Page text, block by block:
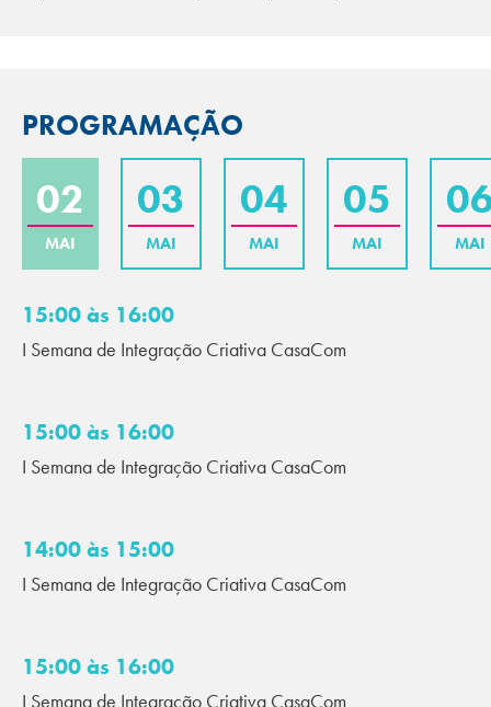
PROGRAMAÇÃO
02
MAI
03
MAI
04
MAI
05
MAI MAI
15:00 às 16:00
I Semana de Integração Criativa CasaCom
15:00 às 16:00
I Semana de Integração Criativa CasaCom
14:00 às 15:00
I Semana de Integração Criativa CasaCom
15:00 às 16:00
I Semana de Integração Criativa CasaCom